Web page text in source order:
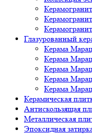
Глазурованный
Керама
Керама
Керама
Керама
Керама
Керамическая
Антискользящая
Металлическая
Эпоксидная